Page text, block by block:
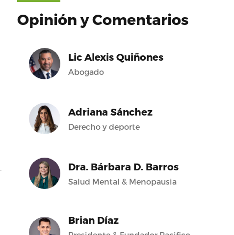
Opinión y Comentarios
Lic Alexis Quiñones
Abogado
Adriana Sánchez
Derecho y deporte
Dra. Bárbara D. Barros
Salud Mental & Menopausia
Brian Díaz